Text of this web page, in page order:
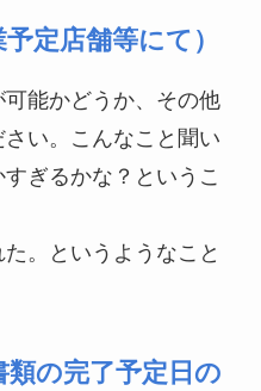
定店舗等にて）
能かどうか、その他
い。こんなこと聞い
ぎるかな？というこ
。というようなこと
類の完了予定日の